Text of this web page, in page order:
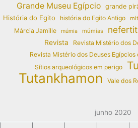
Grande Museu Egípcio grande
História do Egito
história do Egito Antigo
Márcia Jamille múmia múmias
Revista
Revista Mistério dos
Revista Mistério dos Deuses Egípcios
Sítios arqueológicos em perigo
Tutankhamon Vale dos
junho 2020